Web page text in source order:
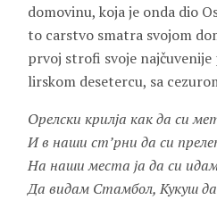
domovinu, koja je onda dio
to carstvo smatra svojom
prvoj strofi svoje najčuvenije
lirskom desetercu, sa
Орелски крилја как да си
И в наши ст’рни да си
На наши места ја да си
Да видам Стамбол, Кукуш